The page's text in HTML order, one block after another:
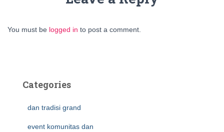
You must be logged in to post a comment.
Categories
dan tradisi grand
event komunitas dan